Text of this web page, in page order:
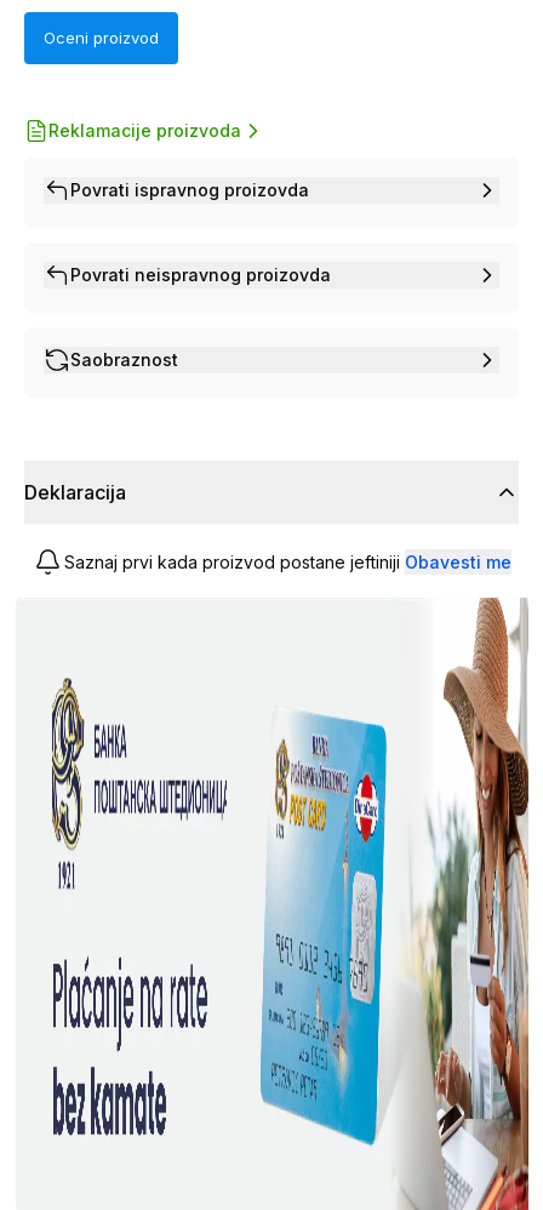
Oceni proizvod
Reklamacije proizvoda
Povrati ispravnog proizovda
Povrati neispravnog proizovda
Saobraznost
Deklaracija
Saznaj prvi kada proizvod postane jeftiniji Obavesti me